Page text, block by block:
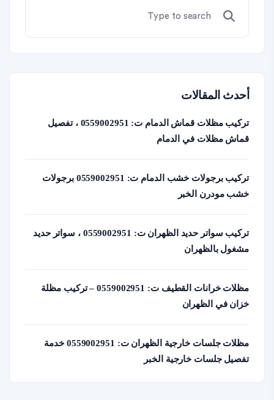
أحدث المقالات
تركيب مظلات قماش الدمام ت: 0559002951 ، تفصيل
قماش مظلات في الدمام
تركيب برجولات خشب الدمام ت: 0559002951 برجولات
خشب مودرن الخبر
تركيب سواتر حديد الظهران ت: 0559002951 ، سواتر حديد
مشغول بالظهران
مظلات خرانات القطيف ت: 0559002951 – تركيب مظلة
خزان في الظهران
مظلات جلسات خارجية الظهران ت: 0559002951 خدمة
تفصيل جلسات خارجية الخبر